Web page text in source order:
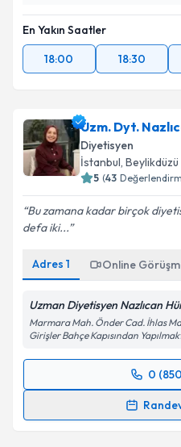
En Yakın Saatler
18:00
18:30
Uzm. Dyt.
Diyetisyen
İstanbul , Beylikdüzü
5 (43
Bu zamana kadar birçok
defa iki...
Adres 1 Online
Uzman Diyetisyen Nazlıcan
Marmara Mah. Önder Cad. İhlas
Girişler Bahçe Kapısından
0
Randevu Takvimi